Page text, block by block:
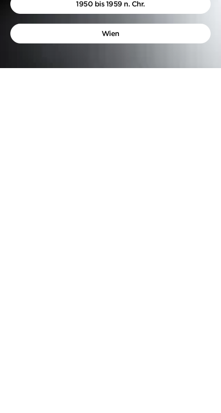
1950 bis 1959 n. Chr.
Wien